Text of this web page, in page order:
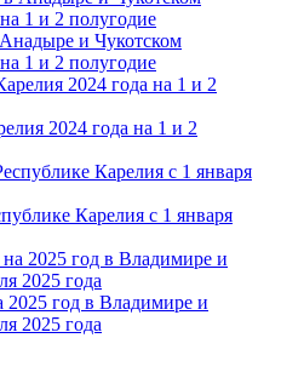
и Чукотском
1 и 2 полугодие
2024 года на 1 и 2
Карелия с 1 января
год в Владимире и
2025 года